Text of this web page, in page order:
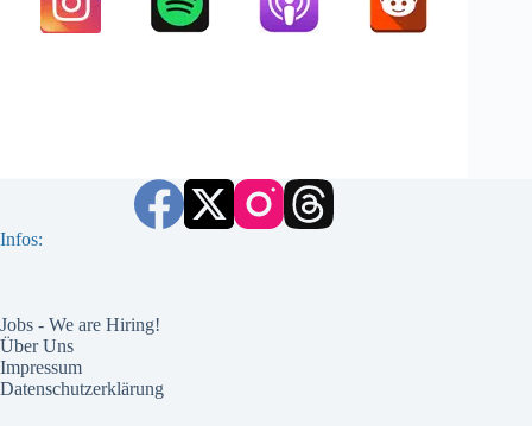
Infos:
Jobs - We are Hiring!
Über Uns
Impressum
Datenschutzerklärung